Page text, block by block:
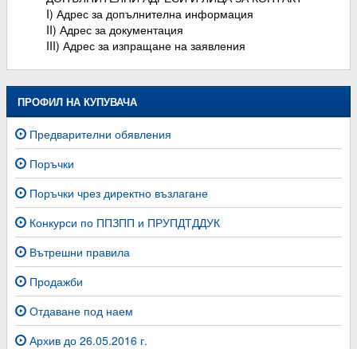
I) Адрес за допълнителна информация
II) Адрес за документация
III) Адрес за изпращане на заявления
ПРОФИЛ НА КУПУВАЧА
Предварителни обявления
Поръчки
Поръчки чрез директно възлагане
Конкурси по ППЗПП и ПРУПДТДДУК
Вътрешни правила
Продажби
Отдаване под наем
Архив до 26.05.2016 г.